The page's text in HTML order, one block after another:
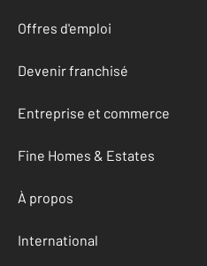
Offres d'emploi
Devenir franchisé
Entreprise et commerce
Fine Homes & Estates
À propos
International